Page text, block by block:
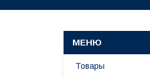
Товары